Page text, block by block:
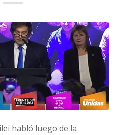
habló luego de la